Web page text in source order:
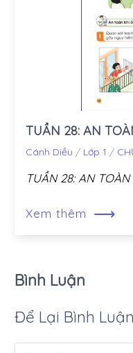
TUẦN 28: AN
Cánh Diều / Lớp 1 /
TUẦN 28: AN
Xem thêm ⟶
Bình Luận
Để Lại Bình